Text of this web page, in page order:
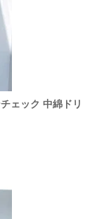
ェック 中綿ドリ